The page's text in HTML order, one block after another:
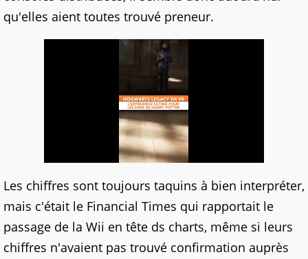
qu'elles aient toutes trouvé preneur.
Les chiffres sont toujours taquins à bien interpréter,
mais c'était le Financial Times qui rapportait le
passage de la Wii en tête ds charts, même si leurs
chiffres n'avaient pas trouvé confirmation auprès